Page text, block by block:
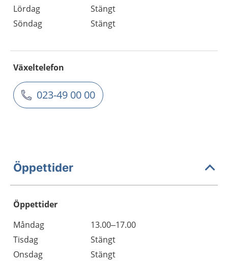
Lördag
Stängt
Söndag
Stängt
Växeltelefon
023-49 00 00
Öppettider
Öppettider
Dag
Öppettider
Kommentarer
Måndag
13.00–17.00
Tisdag
Stängt
Onsdag
Stängt